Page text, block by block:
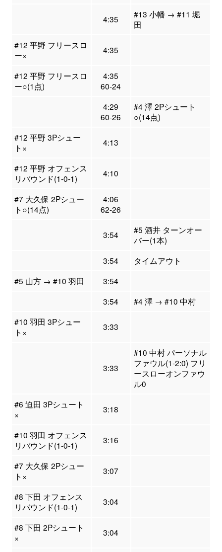
4:35
#13 小幡 → #11 堀
田
#12 平野 フリースロ
ー×
4:35
#12 平野 フリースロ
ー○(1点)
4:35
60-24
4:29
60-26
#4 澤 2Pシュート
○(14点)
#12 平野 3Pシュー
ト×
4:13
#12 平野 オフェンス
リバウンド(1-0-1)
4:10
#7 大久保 2Pシュー
ト○(14点)
4:06
62-26
3:54
#5 酒井 ターンオー
バー(1本)
3:54
タイムアウト
#5 山方 → #10 羽田
3:54
3:54
#4 澤 → #10 中村
#10 羽田 3Pシュー
ト×
3:33
3:33
#10 中村 パーソナル
ファウル(1-2:0) フリ
ースローオンファウ
ル0
#6 迫田 3Pシュート
×
3:18
#10 羽田 オフェンス
リバウンド(1-0-1)
3:16
#7 大久保 2Pシュー
ト×
3:07
#8 下田 オフェンス
リバウンド(1-0-1)
3:04
#8 下田 2Pシュート
×
3:04